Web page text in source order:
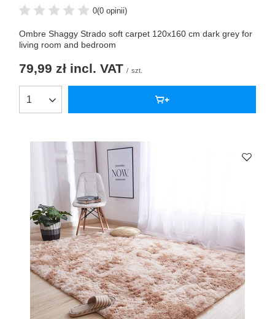
0(0 opinii)
Ombre Shaggy Strado soft carpet 120x160 cm dark grey for
living room and bedroom
79,99 zł incl. VAT / szt.